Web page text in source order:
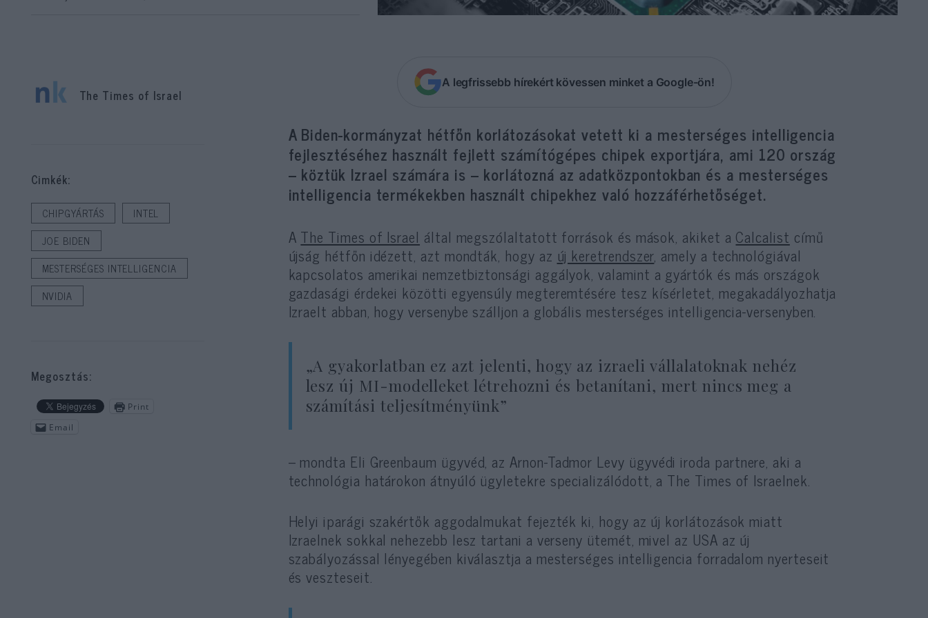
A legfrissebb hírekért kövessen minket a Google-ön!
A Biden-kormányzat hétfőn korlátozásokat vetett ki a mesterséges intelligencia
fejlesztéséhez használt fejlett számítógépes chipek exportjára, ami 120 ország
– köztük Izrael számára is – korlátozná az adatközpontokban és a mesterséges
intelligencia termékekben használt chipekhez való hozzáférhetőséget.
A The Times of Israel által megszólaltatott források és mások, akiket a Calcalist című
újság hétfőn idézett, azt mondták, hogy az új keretrendszer, amely a technológiával
kapcsolatos amerikai nemzetbiztonsági aggályok, valamint a gyártók és más országok
gazdasági érdekei közötti egyensúly megteremtésére tesz kísérletet, megakadályozhatja
Izraelt abban, hogy versenybe szálljon a globális mesterséges intelligencia-versenyben.
„A gyakorlatban ez azt jelenti, hogy az izraeli vállalatoknak nehéz
lesz új MI-modelleket létrehozni és betanítani, mert nincs meg a
számítási teljesítményünk”
– mondta Eli Greenbaum ügyvéd, az Arnon-Tadmor Levy ügyvédi iroda partnere, aki a
technológia határokon átnyúló ügyletekre specializálódott, a The Times of Israelnek.
Helyi iparági szakértők aggodalmukat fejezték ki, hogy az új korlátozások miatt
Izraelnek sokkal nehezebb lesz tartani a verseny ütemét, mivel az USA az új
szabályozással lényegében kiválasztja a mesterséges intelligencia forradalom nyerteseit
és veszteseit.
The Times of Israel
Cimkék:
CHIPGYÁRTÁS
INTEL
JOE BIDEN
MESTERSÉGES INTELLIGENCIA
NVIDIA
Megosztás:
Print
Email